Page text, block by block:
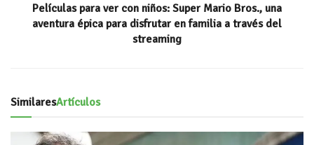
Películas para ver con niños: Super Mario Bros., una
aventura épica para disfrutar en familia a través del
streaming
SimilaresArtículos